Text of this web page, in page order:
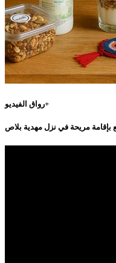
رواق الفيديو+
بإقامة مريحة في نزل مهدية بلاص